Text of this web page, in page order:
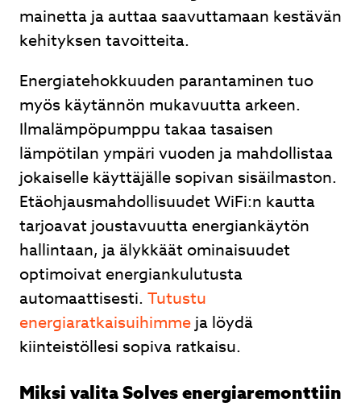
mainetta ja auttaa saavuttamaan kestävän
kehityksen tavoitteita.
Energiatehokkuuden parantaminen tuo
myös käytännön mukavuutta arkeen.
Ilmalämpöpumppu takaa tasaisen
lämpötilan ympäri vuoden ja mahdollistaa
jokaiselle käyttäjälle sopivan sisäilmaston.
Etäohjausmahdollisuudet WiFi:n kautta
tarjoavat joustavuutta energiankäytön
hallintaan, ja älykkäät ominaisuudet
optimoivat energiankulutusta
automaattisesti. Tutustu
energiaratkaisuihimme ja löydä
kiinteistöllesi sopiva ratkaisu.
Miksi valita Solves energiaremonttiin